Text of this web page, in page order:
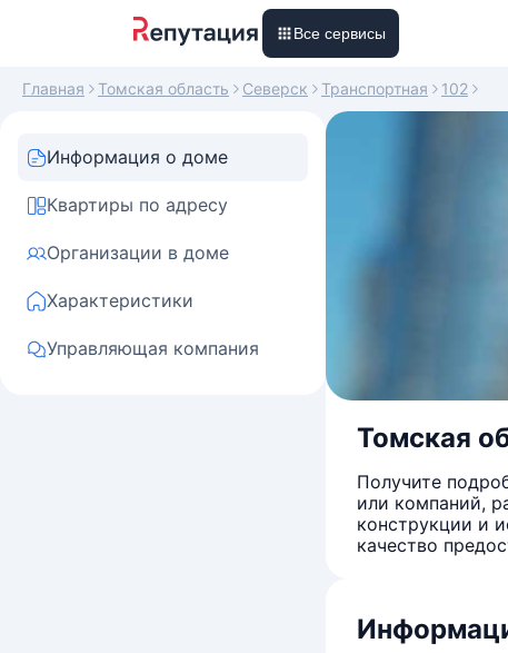
Все сервисы
Главная Томская область Северск Транспортная 102
Информация о доме
Квартиры по адресу
Организации в доме
Характеристики
Управляющая компания
Томская
Получите
или компаний,
конструкции и
качество